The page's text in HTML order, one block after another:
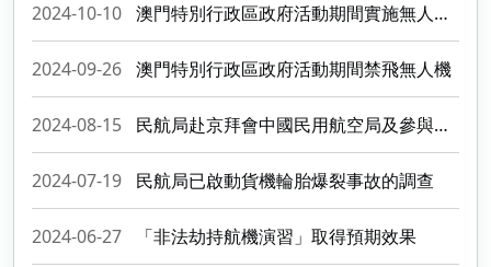
2024-10-10 澳門特別行政區政府活動期間實施無人機禁飛
2024-09-26 澳門特別行政區政府活動期間禁飛無人機
2024-08-15 民航局赴京拜會中國民用航空局及參與亞太航空安全峰會
2024-07-19 民航局已啟動貨機輪胎爆裂事故的調查
2024-06-27 「非法劫持航機演習」取得預期效果